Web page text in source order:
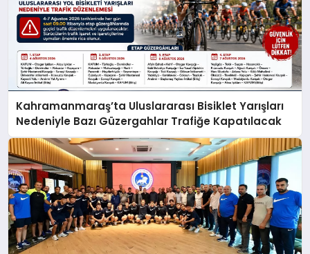
Kahramanmaraş’ta Uluslararası Bisiklet Yarışları
Nedeniyle Bazı Güzergahlar Trafiğe Kapatılacak